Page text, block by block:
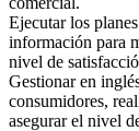
Ejecutar los
información para
nivel de
Gestionar en
consumidores,
asegurar el nivel